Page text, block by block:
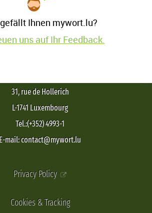
Ihnen mywort.lu?
uns auf Ihr Feedback.
31, rue de Hollerich
L-1741 Luxembourg
Tel.:(+352) 4993-1
mail: contact@mywort.lu
Privacy Policy
Cookies & Tracking